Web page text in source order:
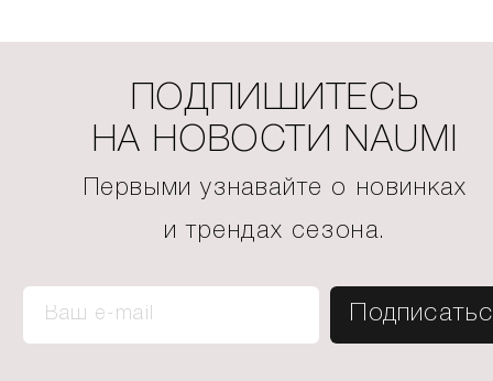
ПОДПИШИТЕСЬ
НА НОВОСТИ NAUMI
Первыми узнавайте о новинках
и трендах сезона.